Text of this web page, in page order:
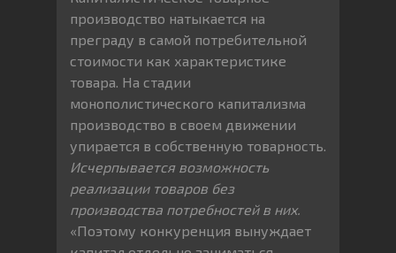
производство натыкается на
преграду в самой потребительной
стоимости как характеристике
товара. На стадии
монополистического капитализма
производство в своем движении
упирается в собственную товарность.
Исчерпывается возможность
реализации товаров без
производства потребностей в них.
«Поэтому конкуренция вынуждает